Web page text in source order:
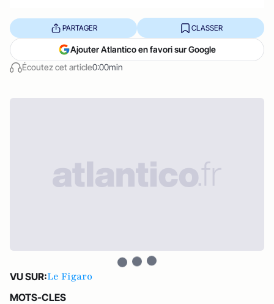
Écoutez cet article0:00min
PARTAGER CLASSER
Ajouter Atlantico en favori sur Google
VU SUR:Le Figaro
MOTS-CLES